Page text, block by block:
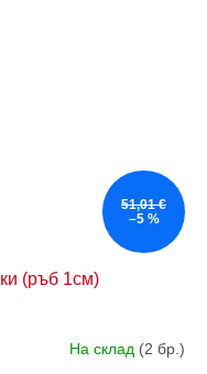
51,01 €
–5 %
(ръб 1см)
На склад (2 бр.)